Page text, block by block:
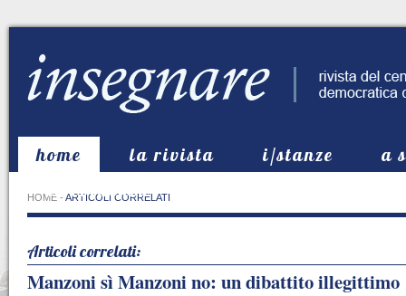
home la rivista i/stanze
a
in evidenza
HOME - ARTICOLI CORRELATI
Articoli correlati:
Manzoni sì Manzoni no: un dibattito illegittimo